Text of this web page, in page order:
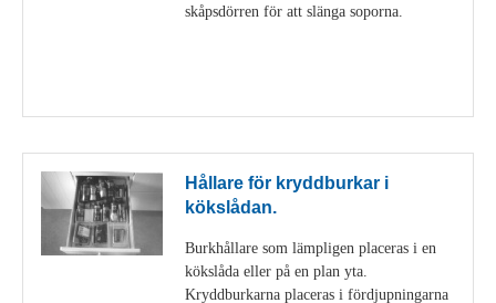
skåpsdörren för att slänga soporna.
Hållare för kryddburkar i
kökslådan.
Burkhållare som lämpligen placeras i en
kökslåda eller på en plan yta.
Kryddburkarna placeras i fördjupningarna